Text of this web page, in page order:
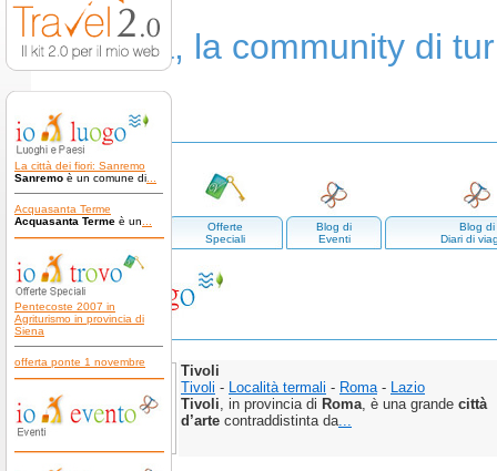
La città dei fiori: Sanremo
Sanremo è un comune di
Acquasanta Terme
Acquasanta Terme è un
Pentecoste 2007 in
Agriturismo in provincia di
Siena
offerta ponte 1 novembre
io turista, la community di
Luoghi e
paesi
Offerte
Speciali
Blog di
Eventi
Blog di
Diari di
Tivoli
Tivoli - Località termali - Roma- Lazio
Tivoli, in provincia di Roma, è una grande città
d’arte contraddistinta da...